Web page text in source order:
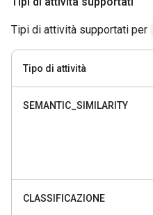
Tipi di attività supportati per
Tipo di attività
SEMANTIC_SIMILARITY
CLASSIFICAZIONE